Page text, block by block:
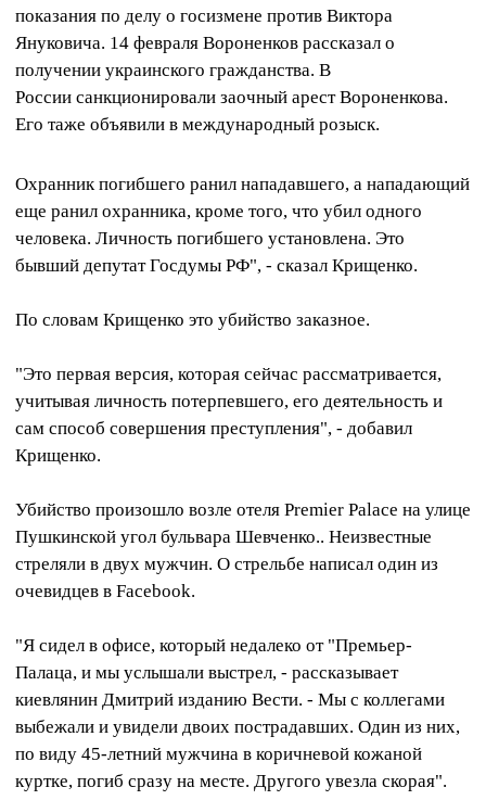
показания по делу о госизмене против Виктора
Януковича. 14 февраля Вороненков рассказал о
получении украинского гражданства. В
России санкционировали заочный арест Вороненкова.
Его таже объявили в международный розыск.
Охранник погибшего ранил нападавшего, а нападающий
еще ранил охранника, кроме того, что убил одного
человека. Личность погибшего установлена. Это
бывший депутат Госдумы РФ", - сказал Крищенко.
По словам Крищенко это убийство заказное.
"Это первая версия, которая сейчас рассматривается,
учитывая личность потерпевшего, его деятельность и
сам способ совершения преступления", - добавил
Крищенко.
Убийство произошло возле отеля Premier Palace на улице
Пушкинской угол бульвара Шевченко.. Неизвестные
стреляли в двух мужчин. О стрельбе написал один из
очевидцев в Facebook.
"Я сидел в офисе, который недалеко от "Премьер-
Палаца, и мы услышали выстрел, - рассказывает
киевлянин Дмитрий изданию Вести. - Мы с коллегами
выбежали и увидели двоих пострадавших. Один из них,
по виду 45-летний мужчина в коричневой кожаной
куртке, погиб сразу на месте. Другого увезла скорая".